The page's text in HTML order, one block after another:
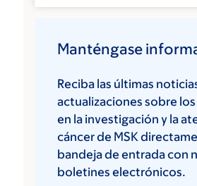
Manténgase
Reciba las últimas
actualizaciones sobre los
en la investigación y la
cáncer de MSK
bandeja de entrada con
boletines electrónicos.